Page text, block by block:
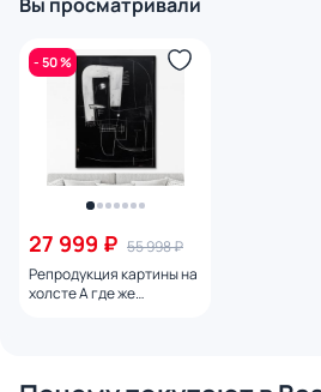
- 50 %
27 999 ₽ 55 998 ₽
Репродукция картины на
холсте А где же